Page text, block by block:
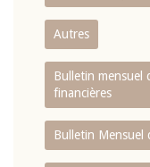
Autres
Bulletin mensuel
financières
Bulletin Mensuel